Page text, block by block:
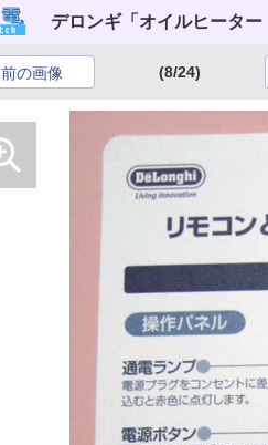
デロンギ「オイルヒーター
前の画像 (8/24)